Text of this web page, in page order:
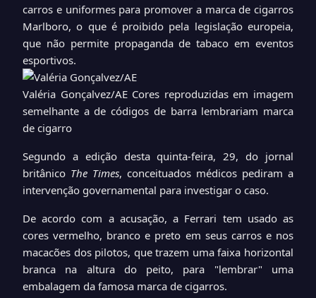
carros e uniformes para promover a marca de cigarros
Marlboro, o que é proibido pela legislação europeia,
que não permite propaganda de tabaco em eventos
esportivos.
Valéria Gonçalvez/AE Cores reproduzidas em imagem
semelhante a de códigos de barra lembrariam marca
de cigarro
Segundo a edição desta quinta-feira, 29, do jornal
britânico The Times, conceituados médicos pediram a
intervenção governamental para investigar o caso.
De acordo com a acusação, a Ferrari tem usado as
cores vermelho, branco e preto em seus carros e nos
macacões dos pilotos, que trazem uma faixa horizontal
branca na altura do peito, para "lembrar" uma
embalagem da famosa marca de cigarros.